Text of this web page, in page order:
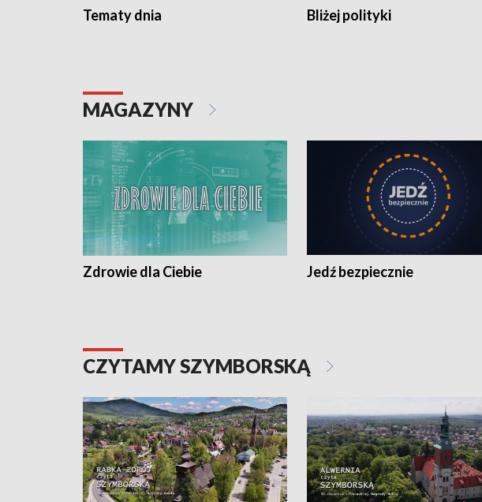
Tematy dnia Bliżej polityki
MAGAZYNY
Zdrowie dla Ciebie Jedź bezpiecznie
CZYTAMY SZYMBORSKĄ